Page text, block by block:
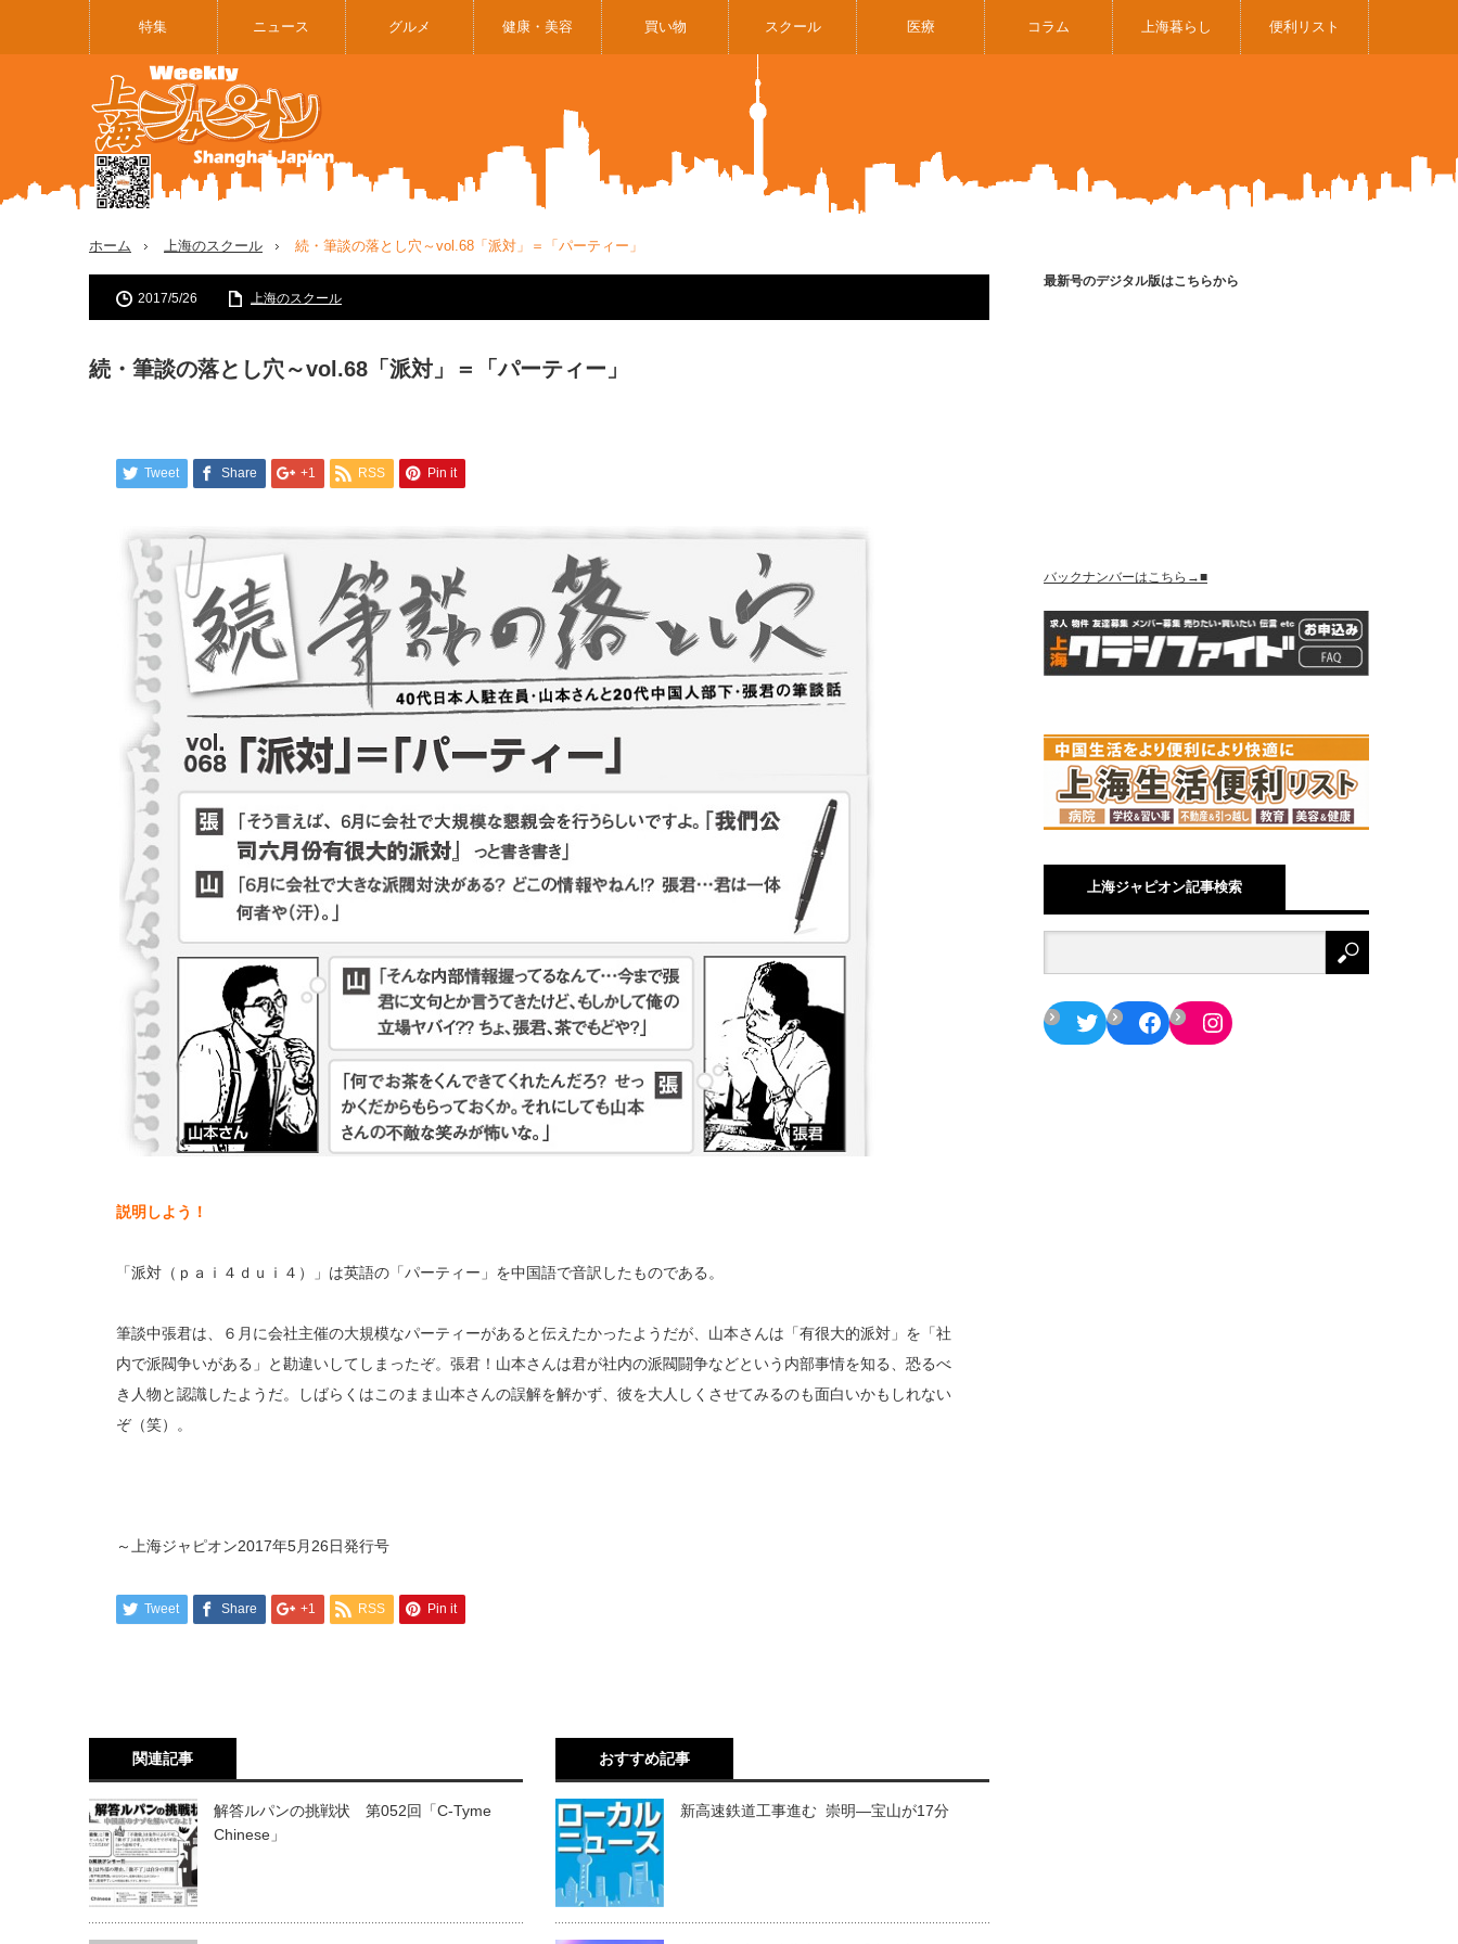
特集 ニュース グルメ 健康・美容 買い物 スクール 医療 コラム 上海暮らし 便利リスト
ホーム 上海のスクール 続・筆談の落とし穴～vol.68「派対」＝「パーティー」
2017/5/26 上海のスクール
続・筆談の落とし穴～vol.68「派対」＝「パーティー」
Tweet Share +1 RSS Pin it
説明しよう！
「派対（ｐａｉ４ｄｕｉ４）」は英語の「パーティー」を中国語で音訳したものである。
筆談中張君は、６月に会社主催の大規模なパーティーがあると伝えたかったようだが、山本さんは「有很大的派対」を「社
内で派閥争いがある」と勘違いしてしまったぞ。張君！山本さんは君が社内の派閥闘争などという内部事情を知る、恐るべ
き人物と認識したようだ。しばらくはこのまま山本さんの誤解を解かず、彼を大人しくさせてみるのも面白いかもしれない
ぞ（笑）。
～上海ジャピオン2017年5月26日発行号
Tweet Share +1 RSS Pin it
関連記事
解答ルパンの挑戦状 第052回「C-Tyme
Chinese」
おすすめ記事
新高速鉄道工事進む 崇明―宝山が17分
最新号のデジタル版はこちらから
バックナンバーはこちら→■
上海ジャピオン記事検索
TwitterFacebookInstagram